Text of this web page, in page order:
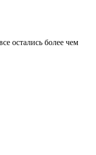
остались более чем